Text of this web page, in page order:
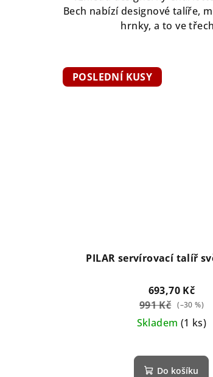
Bech nabízí designové talíře,
hrnky, a to ve
POSLEDNÍ KUSY
PILAR servírovací talíř
693,70 Kč
991 Kč (–30 %)
Skladem (1 ks)
Do košíku